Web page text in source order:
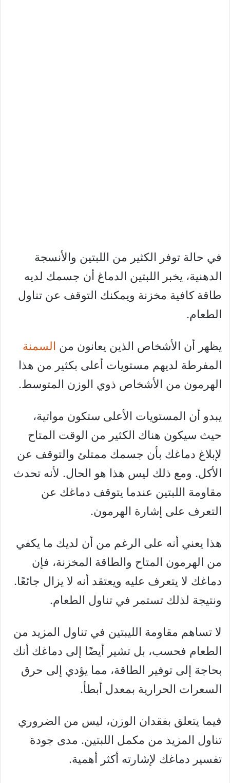
في حالة توفر الكثير من اللبتين والأنسجة
الدهنية، يخبر اللبتين الدماغ أن جسمك لديه
طاقة كافية مخزنة ويمكنك التوقف عن تناول
الطعام.
يظهر أن الأشخاص الذين يعانون من السمنة
المفرطة لديهم مستويات أعلى بكثير من هذا
الهرمون من الأشخاص ذوي الوزن المتوسط.
يبدو أن المستويات الأعلى ستكون مواتية،
حيث سيكون هناك الكثير من الوقت المتاح
لإبلاغ دماغك بأن جسمك ممتلئ والتوقف عن
الأكل. ومع ذلك ليس هذا هو الحال. لأنه تحدث
مقاومة اللبتين عندما يتوقف دماغك عن
التعرف على إشارة الهرمون.
هذا يعني أنه على الرغم من أن لديك ما يكفي
من الهرمون المتاح والطاقة المخزنة، فإن
دماغك لا يتعرف عليه ويعتقد أنه لا يزال جائعًا.
ونتيجة لذلك تستمر في تناول الطعام.
لا تساهم مقاومة الليبتين في تناول المزيد من
الطعام فحسب، بل تشير أيضًا إلى دماغك أنك
بحاجة إلى توفير الطاقة، مما يؤدي إلى حرق
السعرات الحرارية بمعدل أبطأ.
فيما يتعلق بفقدان الوزن، ليس من الضروري
تناول المزيد من مكمل اللبتين. مدى جودة
تفسير دماغك لإشارته أكثر أهمية.